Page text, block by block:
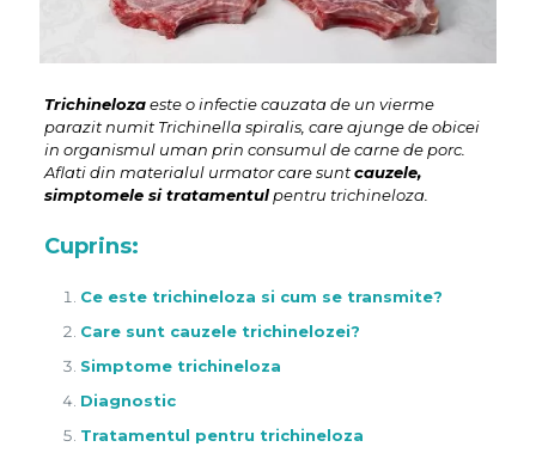
Trichinelozaeste o infectie cauzata de un vierme
parazit numit Trichinella spiralis, care ajunge de obicei
in organismul uman prin consumul de carne de porc.
Aflati din materialul urmator care suntcauzele,
simptomele si tratamentulpentru trichineloza.
Cuprins:
Ce este trichineloza si cum se transmite?
Care sunt cauzele trichinelozei?
Simptome trichineloza
Diagnostic
Tratamentul pentru trichineloza